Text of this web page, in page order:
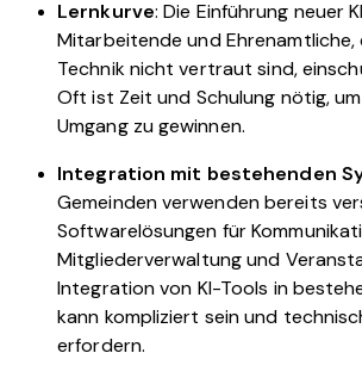
Lernkurve: Die Einführung neuer
Mitarbeitende und Ehrenamtliche,
Technik nicht vertraut sind,
Oft ist Zeit und Schulung nötig,
Umgang zu gewinnen.
Integration mit bestehenden
Gemeinden verwenden bereits
Softwarelösungen für
Mitgliederverwaltung und
Integration von KI-Tools in
kann kompliziert sein und
erfordern.